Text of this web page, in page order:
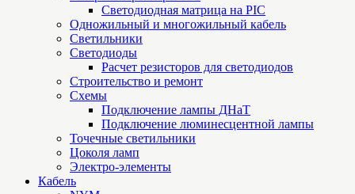
Cветодиодная матрица на PIC
Одножильный и многожильный кабель
Светильники
Светодиоды
Расчет резисторов для светодиодов
Строительство и ремонт
Схемы
Подключение лампы ДНаТ
Подключение люминесцентной лампы
Точечные светильники
Цоколя ламп
Электро-элементы
Кабель